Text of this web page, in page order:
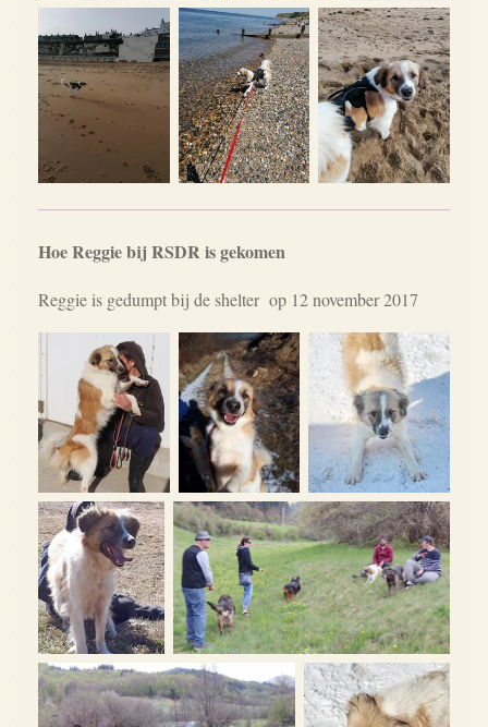
Hoe Reggie bij RSDR is gekomen
Reggie is gedumpt bij de shelter op 12 november 2017